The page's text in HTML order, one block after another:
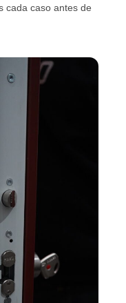
cada caso antes de